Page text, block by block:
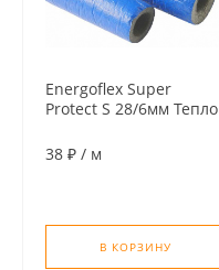
Energoflex Super
Protect S 28/6мм Тепло
2м), цвет синий
38 ₽ / м
В КОРЗИНУ